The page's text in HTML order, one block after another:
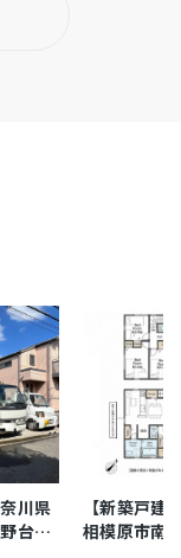
川県
台
【新築戸建
相模原市南